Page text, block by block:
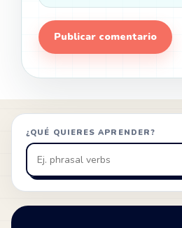
¿QUÉ QUIERES APRENDER?
Buscar
en
ZonaIngles